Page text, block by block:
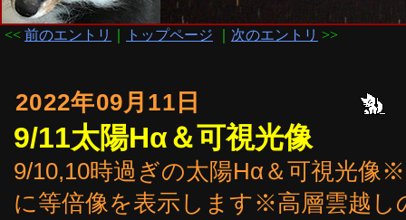
<< 前のエントリ トップページ 次のエントリ >>
2022年09月11日
9/11太陽Hα＆可視光像
9/10,10時過ぎの太陽Hα＆可視光像
に等倍像を表示します※高層雲越